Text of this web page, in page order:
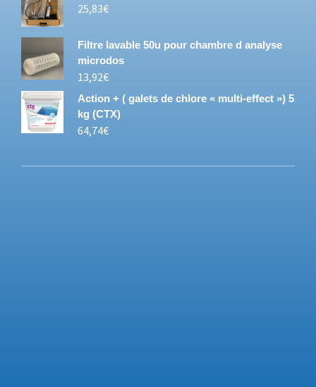
25,83€
Filtre lavable 50u pour chambre d analyse
microdos
13,92€
Action + ( galets de chlore « multi-effect ») 5
kg (CTX)
64,74€